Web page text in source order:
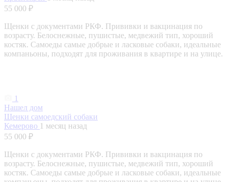
55 000 ₽
Щенки с документами РКФ. Прививки и вакцинация по
возрасту. Белоснежные, пушистые, медвежий тип, хороший
костяк. Самоеды самые добрые и ласковые собаки, идеальные
компаньоны, подходят для проживания в квартире и на улице.
1
Нашел дом
Щенки самоедский собаки
Кемерово 1 месяц назад
55 000 ₽
Щенки с документами РКФ. Прививки и вакцинация по
возрасту. Белоснежные, пушистые, медвежий тип, хороший
костяк. Самоеды самые добрые и ласковые собаки, идеальные